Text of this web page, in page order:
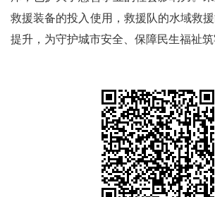
救援装备的投入使用，救援队的水域救
提升，为守护城市安全、保障民生福祉筑